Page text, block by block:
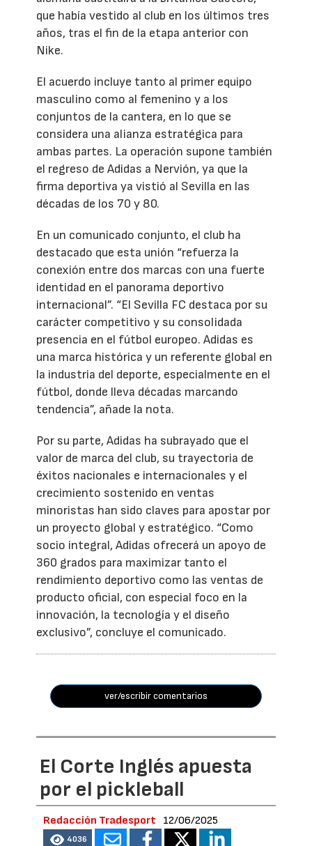
que había vestido al club en los últimos tres
años, tras el fin de la etapa anterior con
Nike.
El acuerdo incluye tanto al primer equipo
masculino como al femenino y a los
conjuntos de la cantera, en lo que se
considera una alianza estratégica para
ambas partes. La operación supone también
el regreso de Adidas a Nervión, ya que la
firma deportiva ya vistió al Sevilla en las
décadas de los 70 y 80.
En un comunicado conjunto, el club ha
destacado que esta unión “refuerza la
conexión entre dos marcas con una fuerte
identidad en el panorama deportivo
internacional”. “El Sevilla FC destaca por su
carácter competitivo y su consolidada
presencia en el fútbol europeo. Adidas es
una marca histórica y un referente global en
la industria del deporte, especialmente en el
fútbol, donde lleva décadas marcando
tendencia”, añade la nota.
Por su parte, Adidas ha subrayado que el
valor de marca del club, su trayectoria de
éxitos nacionales e internacionales y el
crecimiento sostenido en ventas
minoristas han sido claves para apostar por
un proyecto global y estratégico. “Como
socio integral, Adidas ofrecerá un apoyo de
360 grados para maximizar tanto el
rendimiento deportivo como las ventas de
producto oficial, con especial foco en la
innovación, la tecnología y el diseño
exclusivo”, concluye el comunicado.
ver/escribir comentarios
El Corte Inglés apuesta
por el pickleball
Redacción Tradesport 12/06/2025
4036